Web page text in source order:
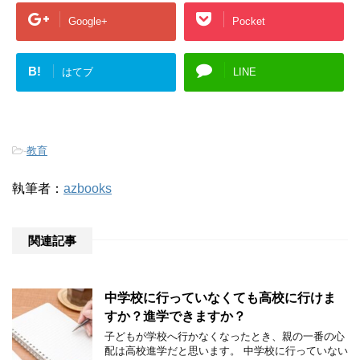
Google+ Pocket
B! はてブ LINE
-教育
執筆者： azbooks
関連記事
中学校に行っていなくても高校に行けま
すか？進学できますか？
子どもが学校へ行かなくなったとき、親の一番の心
配は高校進学だと思います。 中学校に行っていない